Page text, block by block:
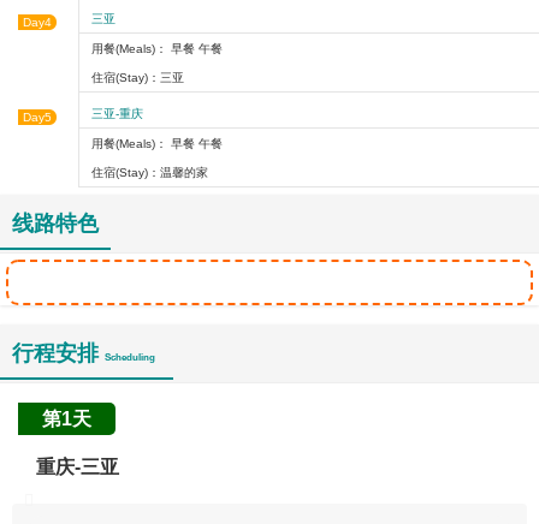
Day4 三亚
用餐(Meals)： 早餐 午餐
住宿(Stay)：三亚
Day5 三亚-重庆
用餐(Meals)： 早餐 午餐
住宿(Stay)：温馨的家
线路特色
行程安排 Scheduling
第1天
重庆-三亚